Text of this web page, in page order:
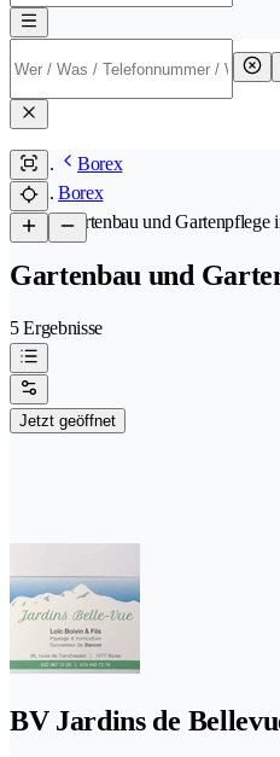
Borex
Borex
/Gartenbau und Gartenpflege
Gartenbau und
5 Ergebnisse
Jetzt geöffnet
BV Jardins de